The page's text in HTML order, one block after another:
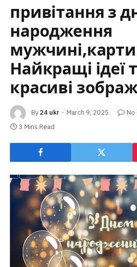
привітання з
народження
Найкращі ідеї
красиві
By 24 ukr March 9, 2025
No
3 Mins Read